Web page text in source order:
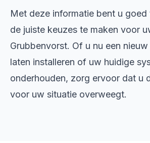
Met deze informatie bent u
de juiste keuzes te maken voor
Grubbenvorst. Of u nu een
laten installeren of uw huidige
onderhouden, zorg ervoor dat u
voor uw situatie overweegt.